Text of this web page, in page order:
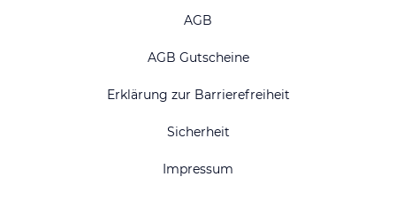
AGB
AGB Gutscheine
Erklärung zur Barrierefreiheit
Sicherheit
Impressum